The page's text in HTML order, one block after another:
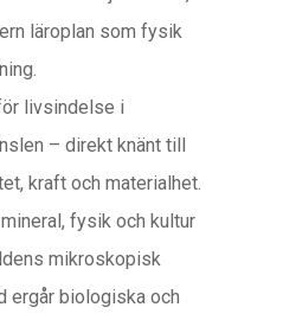
läroplan som fysik
livsindelse i
– direkt knänt till
kraft och materialhet.
fysik och kultur
mikroskopisk
ergår biologiska och